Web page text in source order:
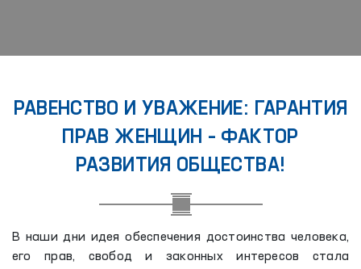
РАВЕНСТВО И УВАЖЕНИЕ: ГАРАНТИЯ
ПРАВ ЖЕНЩИН – ФАКТОР
РАЗВИТИЯ ОБЩЕСТВА!
В наши дни идея обеспечения достоинства человека,
его прав, свобод и законных интересов стала